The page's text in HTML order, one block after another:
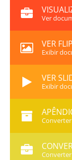
Ver
VER
Exibir
VER
Exibir